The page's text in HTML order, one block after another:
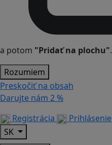
a potom "Pridať na plochu".
Rozumiem
Preskočiť na obsah
Darujte nám 2 %
Registrácia
Prihlásenie
SK